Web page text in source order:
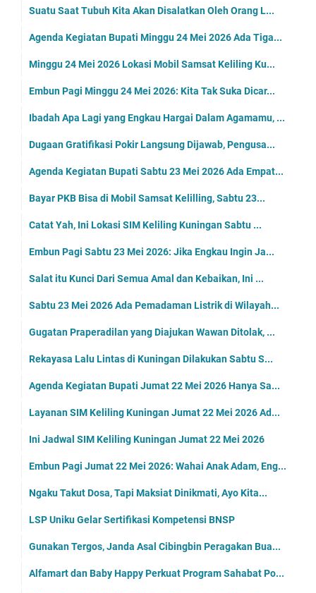
Suatu Saat Tubuh Kita Akan Disalatkan Oleh Orang L...
Agenda Kegiatan Bupati Minggu 24 Mei 2026 Ada Tiga...
Minggu 24 Mei 2026 Lokasi Mobil Samsat Keliling Ku...
Embun Pagi Minggu 24 Mei 2026: Kita Tak Suka Dicar...
Ibadah Apa Lagi yang Engkau Hargai Dalam Agamamu, ...
Dugaan Gratifikasi Pokir Langsung Dijawab, Pengusa...
Agenda Kegiatan Bupati Sabtu 23 Mei 2026 Ada Empat...
Bayar PKB Bisa di Mobil Samsat Kelilling, Sabtu 23...
Catat Yah, Ini Lokasi SIM Keliling Kuningan Sabtu ...
Embun Pagi Sabtu 23 Mei 2026: Jika Engkau Ingin Ja...
Salat itu Kunci Dari Semua Amal dan Kebaikan, Ini ...
Sabtu 23 Mei 2026 Ada Pemadaman Listrik di Wilayah...
Gugatan Praperadilan yang Diajukan Wawan Ditolak, ...
Rekayasa Lalu Lintas di Kuningan Dilakukan Sabtu S...
Agenda Kegiatan Bupati Jumat 22 Mei 2026 Hanya Sa...
Layanan SIM Keliling Kuningan Jumat 22 Mei 2026 Ad...
Ini Jadwal SIM Keliling Kuningan Jumat 22 Mei 2026
Embun Pagi Jumat 22 Mei 2026: Wahai Anak Adam, Eng...
Ngaku Takut Dosa, Tapi Maksiat Dinikmati, Ayo Kita...
LSP Uniku Gelar Sertifikasi Kompetensi BNSP
Gunakan Tergos, Janda Asal Cibingbin Peragakan Bua...
Alfamart dan Baby Happy Perkuat Program Sahabat Po...